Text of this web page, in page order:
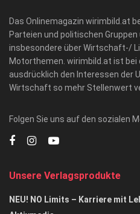
Das Onlinemagazin wirimbild.at
Parteien und politischen
insbesondere über Wirtschaft-/
Motorthemen. wirimbild.at ist
ausdrücklich den Interessen der
Wirtschaft so mehr Stellenwert
Folgen Sie uns auf den sozialen
Unsere Verlagsprodukte
NEU! NO Limits – Karriere mit